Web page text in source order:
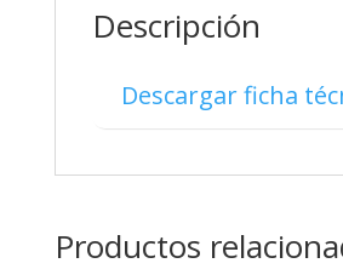
Descripción
Descargar ficha
Productos